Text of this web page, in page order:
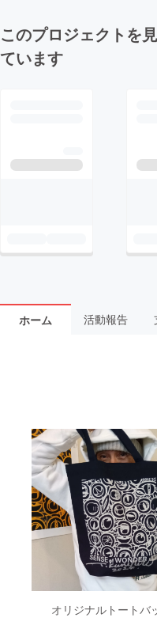
このプロジェクトを
ています
ホーム 活動報告
オリジナルトートバ